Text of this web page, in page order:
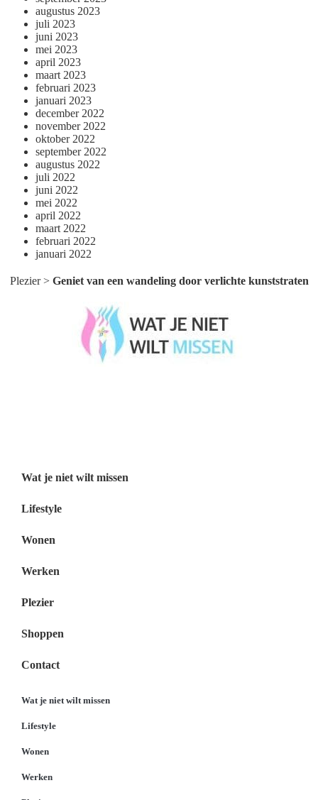
augustus 2023
juli 2023
juni 2023
mei 2023
april 2023
maart 2023
februari 2023
januari 2023
december 2022
november 2022
oktober 2022
september 2022
augustus 2022
juli 2022
juni 2022
mei 2022
april 2022
maart 2022
februari 2022
januari 2022
Plezier> Geniet van een wandeling door verlichte kunststraten
Wat je niet wilt missen
Lifestyle
Wonen
Werken
Plezier
Shoppen
Contact
Wat je niet wilt missen
Lifestyle
Wonen
Werken